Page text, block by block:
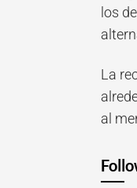
los
La
al